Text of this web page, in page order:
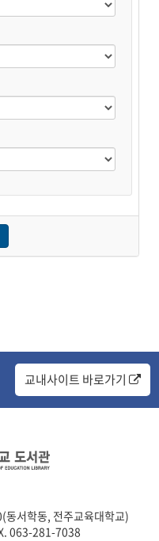
교내사이트 바로가기
서학동, 전주교육대학교)
063-281-7038